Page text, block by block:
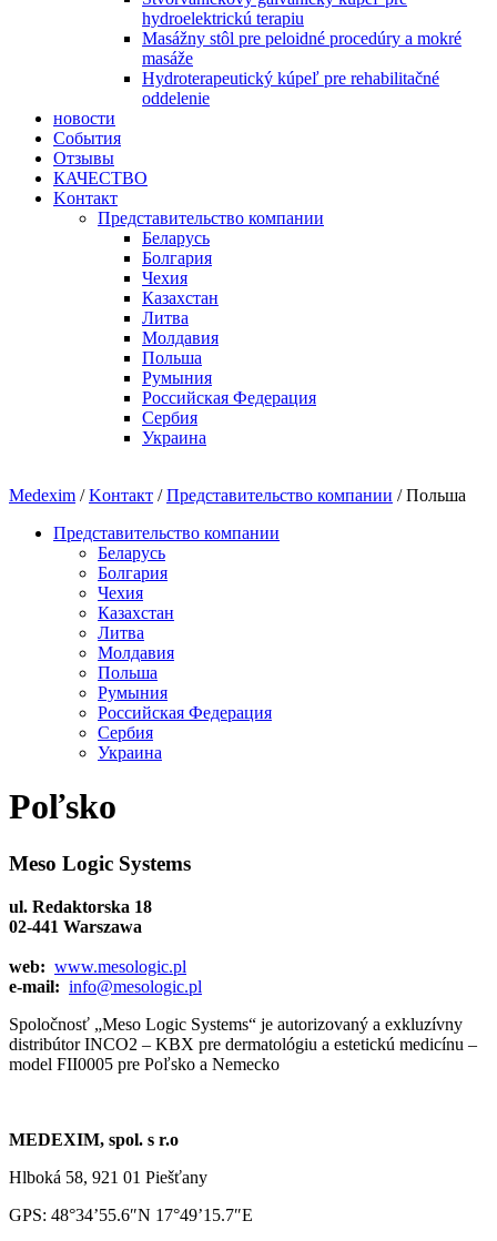
hydroelektrickú terapiu
Masážny stôl pre peloidné procedúry a mokré
masáže
Hydroterapeutický kúpeľ pre rehabilitačné
oddelenie
новости
События
Отзывы
КАЧЕСТВО
Kонтакт
Представительство компании
Беларусь
Болгария
Чехия
Казахстан
Литва
Молдавия
Польша
Румыния
Рoccийcкaя Фeдeрaция
Сербия
Украина
Medexim /Kонтакт /Представительство компании / Польша
Представительство компании
Беларусь
Болгария
Чехия
Казахстан
Литва
Молдавия
Польша
Румыния
Рoccийcкaя Фeдeрaция
Сербия
Украина
Poľsko
Meso Logic Systems
ul. Redaktorska 18
02-441 Warszawa
web: www.mesologic.pl
e-mail: info@mesologic.pl
Spoločnosť „Meso Logic Systems“ je autorizovaný a exkluzívny
distribútor INCO2 – KBX pre dermatológiu a estetickú medicínu –
model FII0005 pre Poľsko a Nemecko
MEDEXIM, spol. s r.o
Hlboká 58, 921 01 Piešťany
GPS: 48°34’55.6″N 17°49’15.7″E